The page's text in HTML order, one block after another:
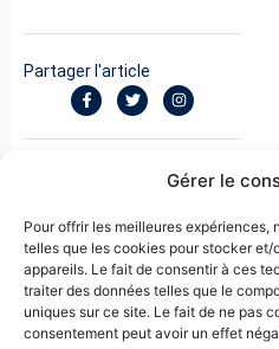
Gérer le
Pour offrir les meilleures expériences,
telles que les cookies pour stocker
appareils. Le fait de consentir à ces
traiter des données telles que le
uniques sur ce site. Le fait de ne pas
consentement peut avoir un effet
Partager l'article